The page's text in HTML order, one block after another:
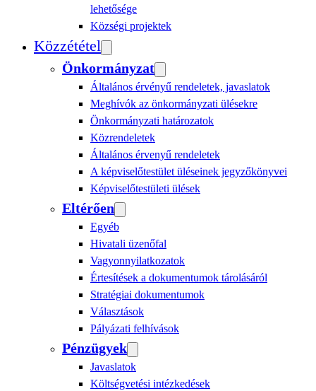
lehetősége
Községi projektek
Közzététel
Önkormányzat
Általános érvényű rendeletek, javaslatok
Meghívók az önkormányzati ülésekre
Önkormányzati határozatok
Közrendeletek
Általános érvenyű rendeletek
A képviselőtestület üléseinek jegyzőkönyvei
Képviselőtestületi ülések
Eltérően
Egyéb
Hivatali üzenőfal
Vagyonnyilatkozatok
Értesítések a dokumentumok tárolásáról
Stratégiai dokumentumok
Választások
Pályázati felhívások
Pénzügyek
Javaslatok
Költségvetési intézkedések